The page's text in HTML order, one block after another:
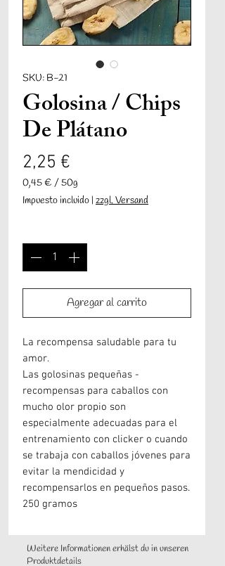
SKU: B-21
Golosina / Chips
De Plátano
2,25 €
0,45 € / 50g
0,45 €
por
Impuesto incluido| zzgl. Versand
Agregar al carrito
La recompensa saludable para tu
amor.
Las golosinas pequeñas -
recompensas para caballos con
mucho olor propio son
especialmente adecuadas para el
entrenamiento con clicker o cuando
se trabaja con caballos jóvenes para
evitar la mendicidad y
recompensarlos en pequeños pasos.
250 gramos
Weitere Informationen erhälst du in unseren
Produktdetails